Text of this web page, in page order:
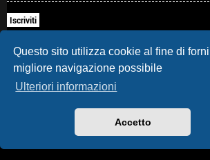
Questo sito utilizza cookie al fine di
migliore navigazione possibile
Ulteriori informazioni
Accetto
i
s
p
o
t
Iscriviti
Casa DAG
Powered by GIGI D'AGOSTINO